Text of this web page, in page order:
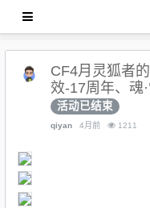
CF4月灵狐者
效-17周年、魂
活动已结束
qiyan 4月前 1211